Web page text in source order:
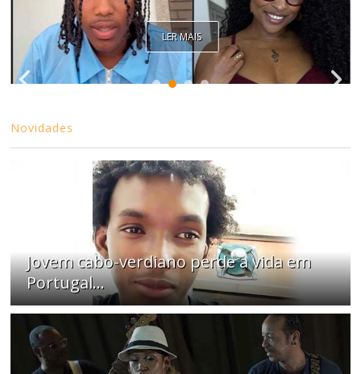
LER MAIS
Novidades
Jovem cabo-verdiano perde a vida em
Portugal...